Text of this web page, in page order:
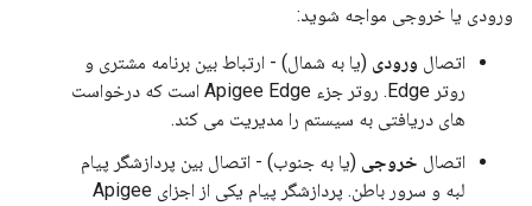
ورودی یا خروجی مواجه شوید:
اتصال ورودی (یا به شمال) - ارتباط بین برنامه مشتری و
روتر Edge. روتر جزء Apigee Edge است که درخواست
های دریافتی به سیستم را مدیریت می کند.
اتصال خروجی (یا به جنوب) - اتصال بین پردازشگر پیام
لبه و سرور باطن. پردازشگر پیام یکی از اجزای Apigee